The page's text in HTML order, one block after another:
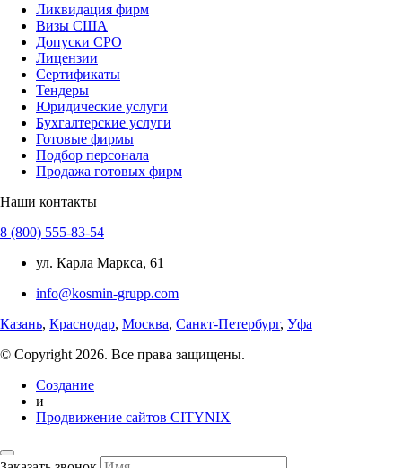
Ликвидация фирм
Визы США
Допуски СРО
Лицензии
Сертификаты
Тендеры
Юридические услуги
Бухгалтерские услуги
Готовые фирмы
Подбор персонала
Продажа готовых фирм
Наши контакты
8 (800) 555-83-54
ул. Карла Маркса, 61
info@kosmin-grupp.com
Казань, Краснодар, Москва, Санкт-Петербург, Уфа
© Copyright 2026. Все права защищены.
Создание
и
Продвижение сайтов CITYNIX